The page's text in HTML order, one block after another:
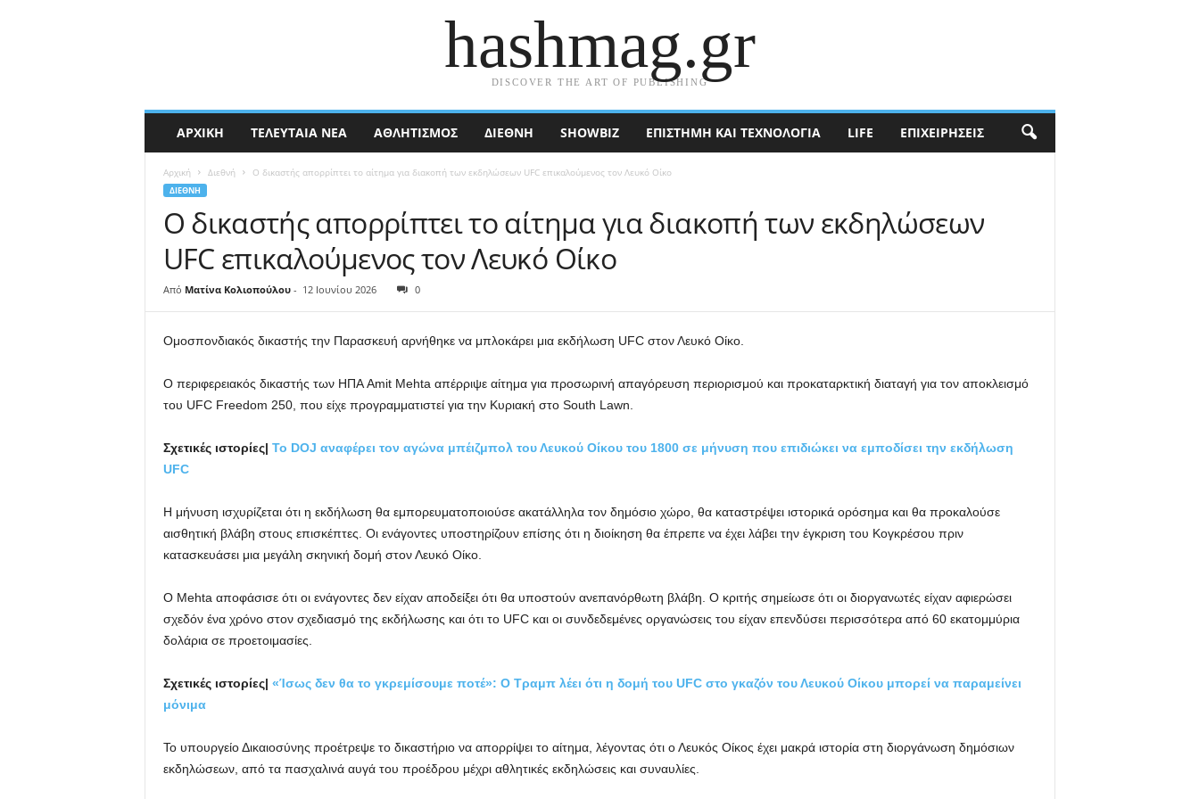
hashmag.gr
DISCOVER THE ART OF PUBLISHING
ΑΡΧΙΚΉ ΤΕΛΕΥΤΑΊΑ ΝΈΑ ΑΘΛΗΤΙΣΜΟΣ ΔΙΕΘΝΉ SHOWBIZ ΕΠΙΣΤΉΜΗ ΚΑΙ ΤΕΧΝΟΛΟΓΊΑ LIFE ΕΠΙΧΕΙΡΉΣΕΙΣ
Αρχική Διεθνή Ο δικαστής απορρίπτει το αίτημα για διακοπή των εκδηλώσεων UFC επικαλούμενος τον Λευκό Οίκο
ΔΙΕΘΝΉ
Ο δικαστής απορρίπτει το αίτημα για διακοπή των εκδηλώσεων
UFC επικαλούμενος τον Λευκό Οίκο
Από Ματίνα Κολιοπούλου - 12 Ιουνίου 2026 0
Ομοσπονδιακός δικαστής την Παρασκευή αρνήθηκε να μπλοκάρει μια εκδήλωση UFC στον Λευκό Οίκο.
Ο περιφερειακός δικαστής των ΗΠΑ Amit Mehta απέρριψε αίτημα για προσωρινή απαγόρευση περιορισμού και προκαταρκτική διαταγή για τον αποκλεισμό
του UFC Freedom 250, που είχε προγραμματιστεί για την Κυριακή στο South Lawn.
Σχετικές ιστορίες| Το DOJ αναφέρει τον αγώνα μπέιζμπολ του Λευκού Οίκου του 1800 σε μήνυση που επιδιώκει να εμποδίσει την εκδήλωση
UFC
Η μήνυση ισχυρίζεται ότι η εκδήλωση θα εμπορευματοποιούσε ακατάλληλα τον δημόσιο χώρο, θα καταστρέψει ιστορικά ορόσημα και θα προκαλούσε
αισθητική βλάβη στους επισκέπτες. Οι ενάγοντες υποστηρίζουν επίσης ότι η διοίκηση θα έπρεπε να έχει λάβει την έγκριση του Κογκρέσου πριν
κατασκευάσει μια μεγάλη σκηνική δομή στον Λευκό Οίκο.
Ο Mehta αποφάσισε ότι οι ενάγοντες δεν είχαν αποδείξει ότι θα υποστούν ανεπανόρθωτη βλάβη. Ο κριτής σημείωσε ότι οι διοργανωτές είχαν αφιερώσει
σχεδόν ένα χρόνο στον σχεδιασμό της εκδήλωσης και ότι το UFC και οι συνδεδεμένες οργανώσεις του είχαν επενδύσει περισσότερα από 60 εκατομμύρια
δολάρια σε προετοιμασίες.
Σχετικές ιστορίες| «Ίσως δεν θα το γκρεμίσουμε ποτέ»: Ο Τραμπ λέει ότι η δομή του UFC στο γκαζόν του Λευκού Οίκου μπορεί να παραμείνει
μόνιμα
Το υπουργείο Δικαιοσύνης προέτρεψε το δικαστήριο να απορρίψει το αίτημα, λέγοντας ότι ο Λευκός Οίκος έχει μακρά ιστορία στη διοργάνωση δημόσιων
εκδηλώσεων, από τα πασχαλινά αυγά του προέδρου μέχρι αθλητικές εκδηλώσεις και συναυλίες.